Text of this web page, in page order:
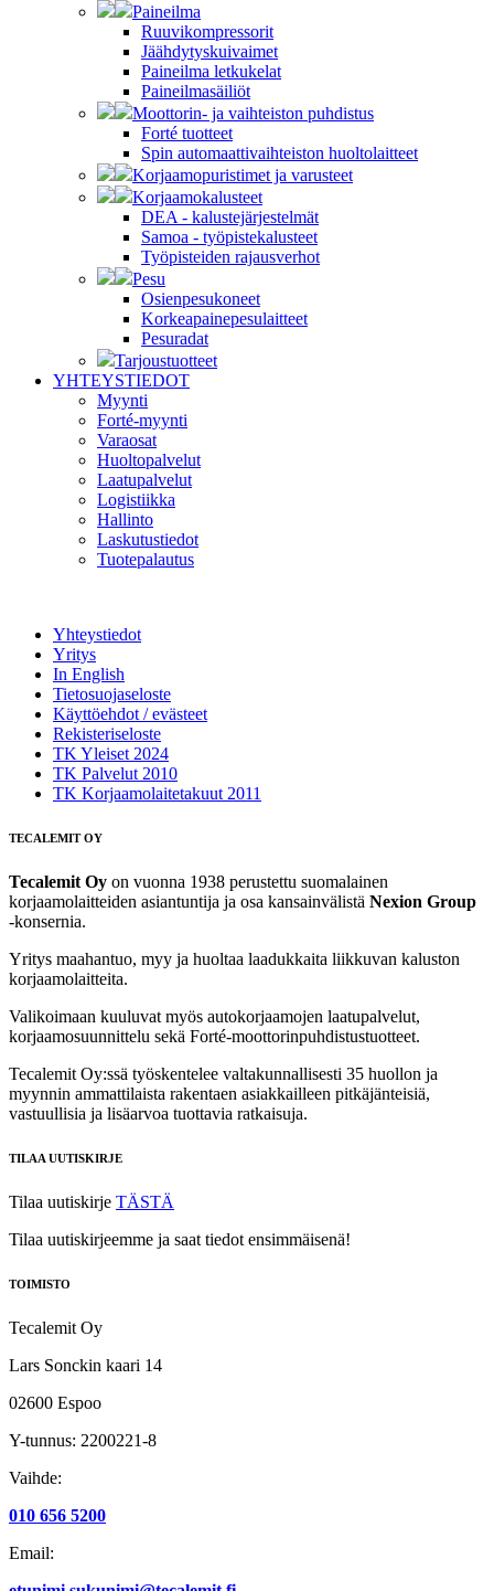
Paineilma
Ruuvikompressorit
Jäähdytyskuivaimet
Paineilma letkukelat
Paineilmasäiliöt
Moottorin- ja vaihteiston puhdistus
Forté tuotteet
Spin automaattivaihteiston huoltolaitteet
Korjaamopuristimet ja varusteet
Korjaamokalusteet
DEA - kalustejärjestelmät
Samoa - työpistekalusteet
Työpisteiden rajausverhot
Pesu
Osienpesukoneet
Korkeapainepesulaitteet
Pesuradat
Tarjoustuotteet
YHTEYSTIEDOT
Myynti
Forté-myynti
Varaosat
Huoltopalvelut
Laatupalvelut
Logistiikka
Hallinto
Laskutustiedot
Tuotepalautus
Yhteystiedot
Yritys
In English
Tietosuojaseloste
Käyttöehdot / evästeet
Rekisteriseloste
TK Yleiset 2024
TK Palvelut 2010
TK Korjaamolaitetakuut 2011
TECALEMIT OY
Tecalemit Oy on vuonna 1938 perustettu suomalainen
korjaamolaitteiden asiantuntija ja osa kansainvälistä Nexion Group
-konsernia.
Yritys maahantuo, myy ja huoltaa laadukkaita liikkuvan kaluston
korjaamolaitteita.
Valikoimaan kuuluvat myös autokorjaamojen laatupalvelut,
korjaamosuunnittelu sekä Forté‑moottorinpuhdistustuotteet.
Tecalemit Oy:ssä työskentelee valtakunnallisesti 35 huollon ja
myynnin ammattilaista rakentaen asiakkailleen pitkäjänteisiä,
vastuullisia ja lisäarvoa tuottavia ratkaisuja.
TILAA UUTISKIRJE
Tilaa uutiskirje TÄSTÄ
Tilaa uutiskirjeemme ja saat tiedot ensimmäisenä!
TOIMISTO
Tecalemit Oy
Lars Sonckin kaari 14
02600 Espoo
Y-tunnus: 2200221-8
Vaihde:
010 656 5200
Email: